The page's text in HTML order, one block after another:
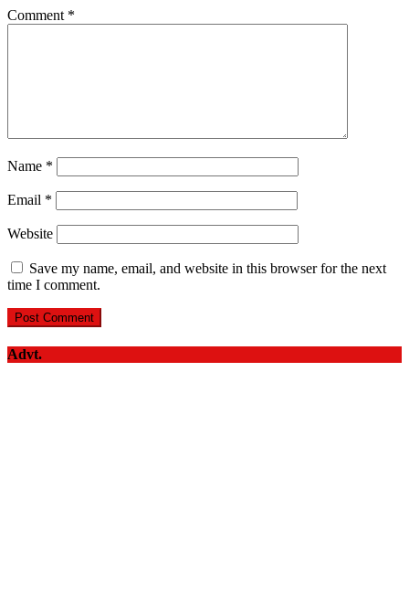
Comment *
Name *
Email *
Website
Save my name, email, and website in this browser for the next
time I comment.
Advt.